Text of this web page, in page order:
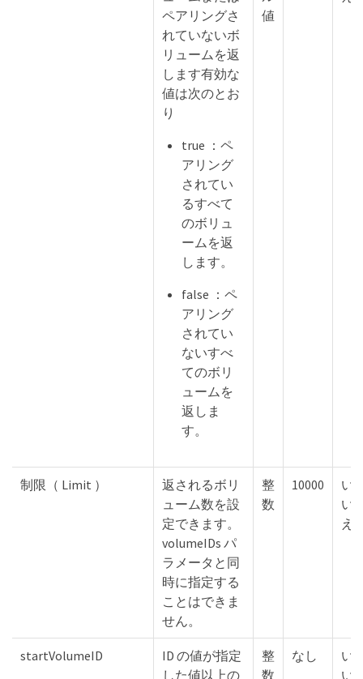
ペアリングさ
れていないボ
リュームを返
します有効な
値は次のとお
り
true ：ペ
アリング
されてい
るすべて
のボリュ
ームを返
します。
false ：ペ
アリング
されてい
ないすべ
てのボリ
ュームを
返しま
す。
値
制限（ Limit ）
返されるボリ
ューム数を設
定できます。
volumeIDs パ
ラメータと同
時に指定する
ことはできま
せん。
整
数
10000
い
い
え
startVolumeID
ID の値が指定
した値以上の
整
数
なし
い
い